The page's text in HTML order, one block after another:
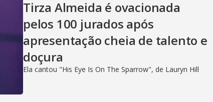
Tirza Almeida é ovacionada
pelos 100 jurados após
apresentação cheia de talento e
doçura
Ela cantou "His Eye Is On The Sparrow", de Lauryn Hill